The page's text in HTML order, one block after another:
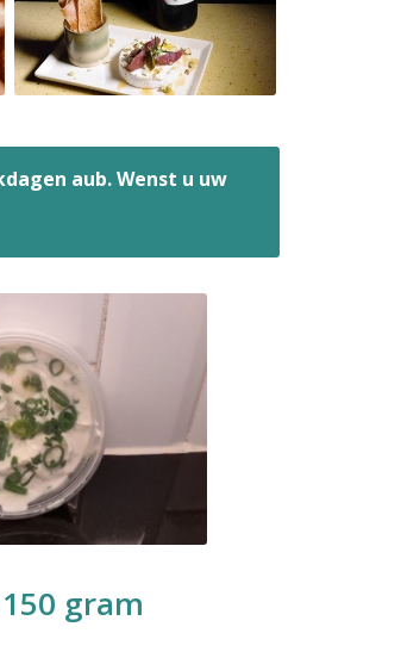
aub. Wenst u uw
gram